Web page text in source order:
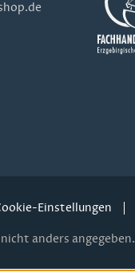
Einstellungen
anders angegeben.